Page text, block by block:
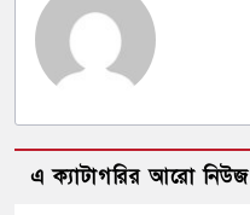
এ ক্যাটাগরির আরো নিউজ